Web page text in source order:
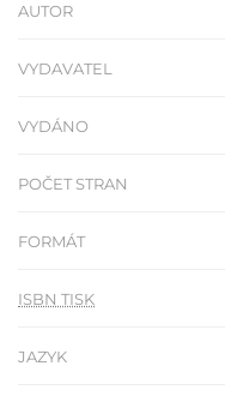
AUTOR
VYDAVATEL
VYDÁNO
POČET STRAN
FORMÁT
ISBN TISK
JAZYK